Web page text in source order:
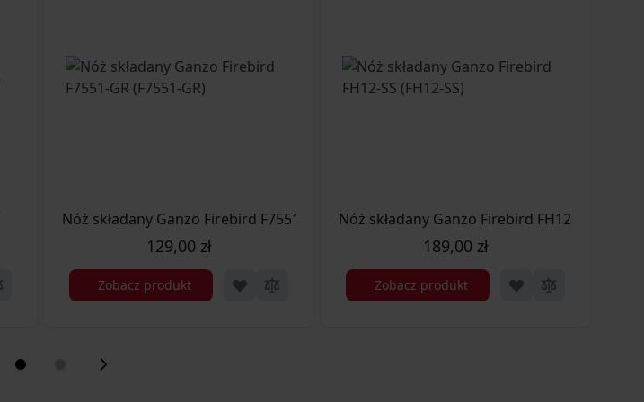
Nóż składany Ganzo Firebird F7551-GR (F7551-GR)
129,00 zł
Zobacz produkt
Nóż składany Ganzo Firebird FH12-SS (FH12-
189,00 zł
Zobacz produkt